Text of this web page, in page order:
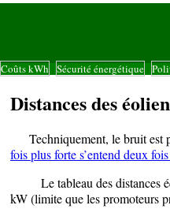
Coûts kWh Sécurité énergétique
Distances des
Techniquement, le bruit est
fois plus forte s’entend deux
Le tableau des distances
kW (limite que les promoteurs